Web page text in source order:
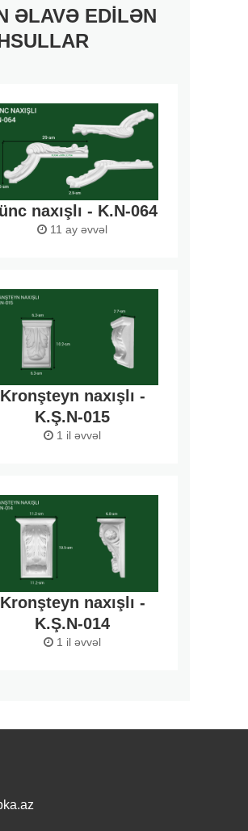
ƏLAVƏ EDILƏN
naxışlı - K.N-064
11 ay əvvəl
Kronşteyn naxışlı -
K.Ş.N-015
1 il əvvəl
Kronşteyn naxışlı -
K.Ş.N-014
1 il əvvəl